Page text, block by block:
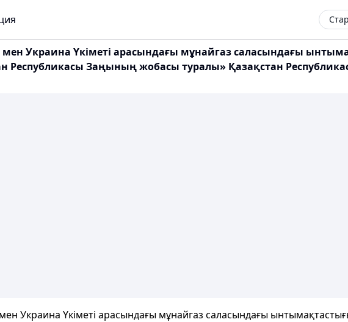
мен Украина Үкіметі арасындағы мұнайгаз саласындағы
Республикасы Заңының жобасы туралы» Қазақстан
Украина Үкіметі арасындағы мұнайгаз саласындағы